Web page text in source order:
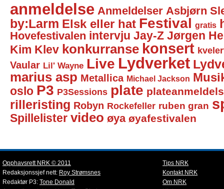
anmeldelse Anmeldelser Asbjørn
by:Larm Elsk eller hat Festival gratis
Hovefestivalen intervju Jay-Z Jørgen
Kim Klev konkurranse konsert
Vaular Lil' Wayne Live Lydverket
marius asp Metallica Michael Jackson
oslo P3 P3Sessions plate
rilleristing Robyn Rockefeller ruben gran
Spillelister video øya øyafestivalen
Opphavsrett NRK © 2011
Redaksjonssjef nett: Roy Strømsnes
Redaktør P3: Tone Donald
Tips NRK
Kontakt NRK
Om NRK